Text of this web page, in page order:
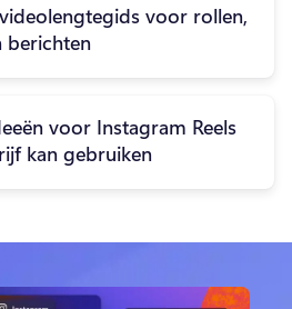
voor rollen,
berichten
voor Instagram Reels
kan gebruiken